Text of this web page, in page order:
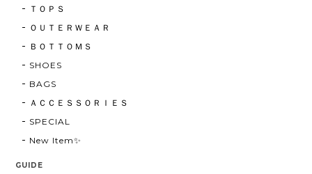
ＴＯＰＳ
ＯＵＴＥＲＷＥＡＲ
ＢＯＴＴＯＭＳ
SHOES
BAGS
ＡＣＣＥＳＳＯＲＩＥＳ
SPECIAL
New Item✨
GUIDE